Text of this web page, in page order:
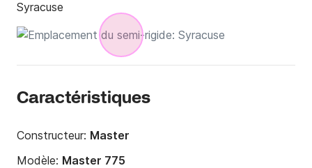
Syracuse
Caractéristiques
Constructeur: Master
Modèle: Master 775